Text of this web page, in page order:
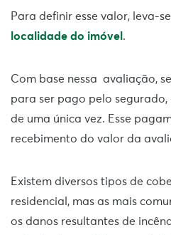
Para definir esse valor, leva-
localidade do imóvel .
Com base nessa avaliação,
para ser pago pelo segurado,
de uma única vez. Esse
recebimento do valor da
Existem diversos tipos de
residencial, mas as mais
os danos resultantes de